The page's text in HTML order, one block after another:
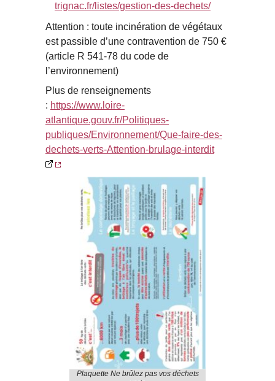
trignac.fr/listes/gestion-des-dechets/
Attention : toute incinération de végétaux
est passible d’une contravention de 750 €
(article R 541-78 du code de
l’environnement)
Plus de renseignements
: https://www.loire-
atlantique.gouv.fr/Politiques-
publiques/Environnement/Que-faire-des-
dechets-verts-Attention-brulage-interdit
Plaquette Ne brûlez pas vos déchets